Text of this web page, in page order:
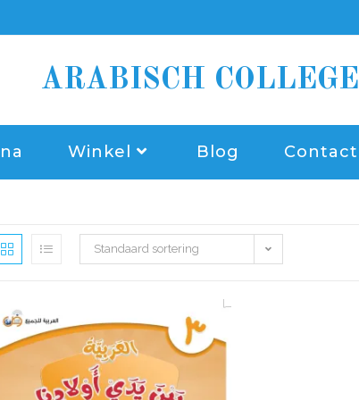
ARABISCH COLLEGE
Winkel Blog Contact
Standaard sortering